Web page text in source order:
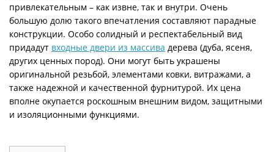
привлекательным – как извне, так и внутри. Очень
большую долю такого впечатления составляют парадные
конструкции. Особо солидный и респектабельный вид
придадут входные двери из массива дерева (дуба, ясеня,
других ценных пород). Они могут быть украшены
оригинальной резьбой, элементами ковки, витражами, а
также надежной и качественной фурнитурой. Их цена
вполне окупается роскошным внешним видом, защитными
и изоляционными функциями.